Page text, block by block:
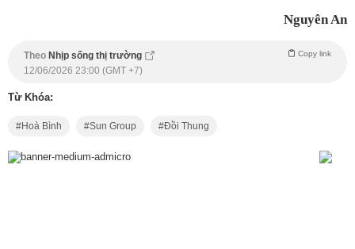
Nguyên An
Theo Nhịp sống thị trường Copy link
12/06/2026 23:00 (GMT +7)
Từ Khóa:
Hoà Bình Sun Group Đồi Thung